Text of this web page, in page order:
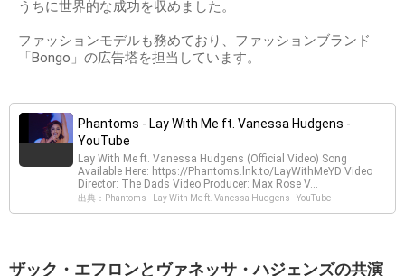
うちに世界的な成功を収めました。
ファッションモデルも務めており、ファッションブランド
「Bongo」の広告塔を担当しています。
Phantoms - Lay With Me ft. Vanessa Hudgens -
YouTube
Lay With Me ft. Vanessa Hudgens (Official Video) Song
Available Here: https://Phantoms.lnk.to/LayWithMeYD Video
Director: The Dads Video Producer: Max Rose V...
出典：Phantoms - Lay With Me ft. Vanessa Hudgens - YouTube
ザック・エフロンとヴァネッサ・ハジェンズの共演